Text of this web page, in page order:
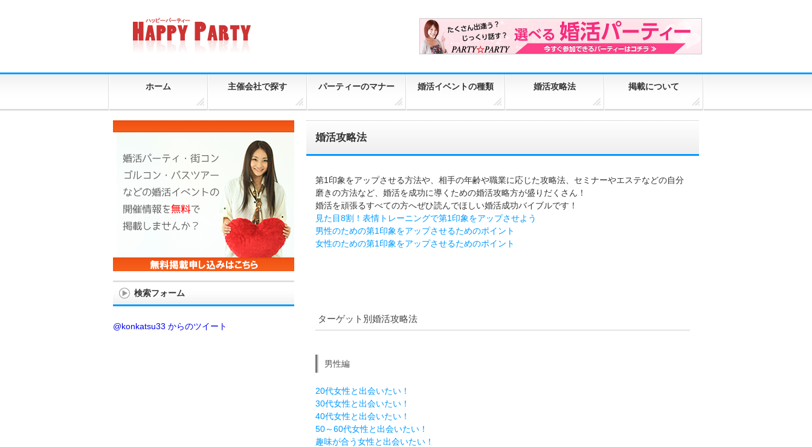
ホーム 主催会社で探す パーティーのマナー 婚活イベントの種類 婚活攻略法 掲載について
婚活攻略法
第1印象をアップさせる方法や、相手の年齢や職業に応じた攻略法、セミナーやエステなどの自分
磨きの方法など、婚活を成功に導くための婚活攻略方が盛りだくさん！
婚活を頑張るすべての方へぜひ読んでほしい婚活成功バイブルです！
見た目8割！表情トレーニングで第1印象をアップさせよう
男性のための第1印象をアップさせるためのポイント
女性のための第1印象をアップさせるためのポイント
ターゲット別婚活攻略法
男性編
20代女性と出会いたい！
30代女性と出会いたい！
40代女性と出会いたい！
50～60代女性と出会いたい！
趣味が合う女性と出会いたい！
検索フォーム
@konkatsu33 からのツイート